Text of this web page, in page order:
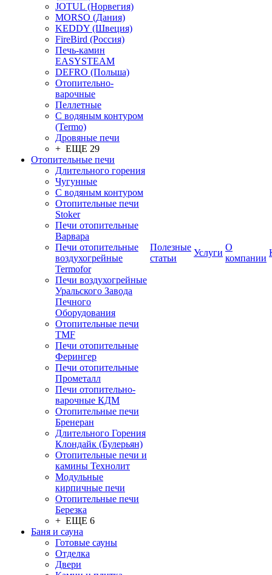
JOTUL (Норвегия)
MORSO (Дания)
KEDDY (Швеция)
FireBird (Россия)
Печь-камин
EASYSTEAM
DEFRO (Польша)
Отопительно-
варочные
Пеллетные
С водяным контуром
(Termo)
Дровяные печи
+ ЕЩЕ 29
Отопительные печи
Длительного горения
Чугунные
C водяным контуром
Отопительные печи
Stoker
Печи отопительные
Варвара
Печи отопительные
воздухогрейные
Termofor
Печи воздухогрейные
Уральского Завода
Печного
Оборудования
Отопительные печи
TMF
Печи отопительные
Ферингер
Печи отопительные
Прометалл
Печи отопительно-
варочные КДМ
Отопительные печи
Бренеран
Длительного Горения
Клондайк (Булерьян)
Отопительные печи и
камины Технолит
Модульные
кирпичные печи
Отопительные печи
Березка
+ ЕЩЕ 6
Баня и сауна
Готовые сауны
Отделка
Двери
Полезные
статьи
Услуги
О
компании